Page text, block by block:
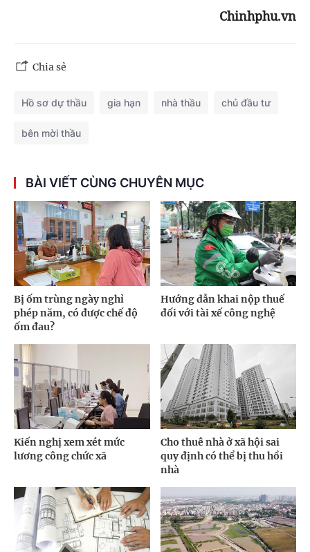
Chinhphu.vn
Chia sẻ
Hồ sơ dự thầu gia hạn nhà thầu chủ đầu tư
bên mời thầu
BÀI VIẾT CÙNG CHUYÊN MỤC
Bị ốm trùng ngày nghỉ
phép năm, có được chế độ
ốm đau?
Hướng dẫn khai nộp thuế
đối với tài xế công nghệ
Kiến nghị xem xét mức
lương công chức xã
Cho thuê nhà ở xã hội sai
quy định có thể bị thu hồi
nhà